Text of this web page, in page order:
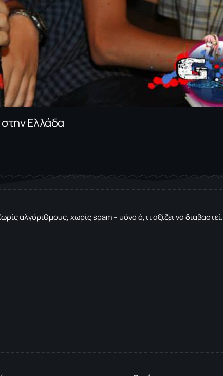
Ελλάδα
αλγόριθμους, χωρίς spam – μόνο ό,τι αξίζει να διαβαστεί.